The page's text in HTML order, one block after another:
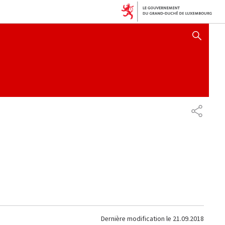
AFFICHER / MASQUER
Dernière modification le 21.09.2018